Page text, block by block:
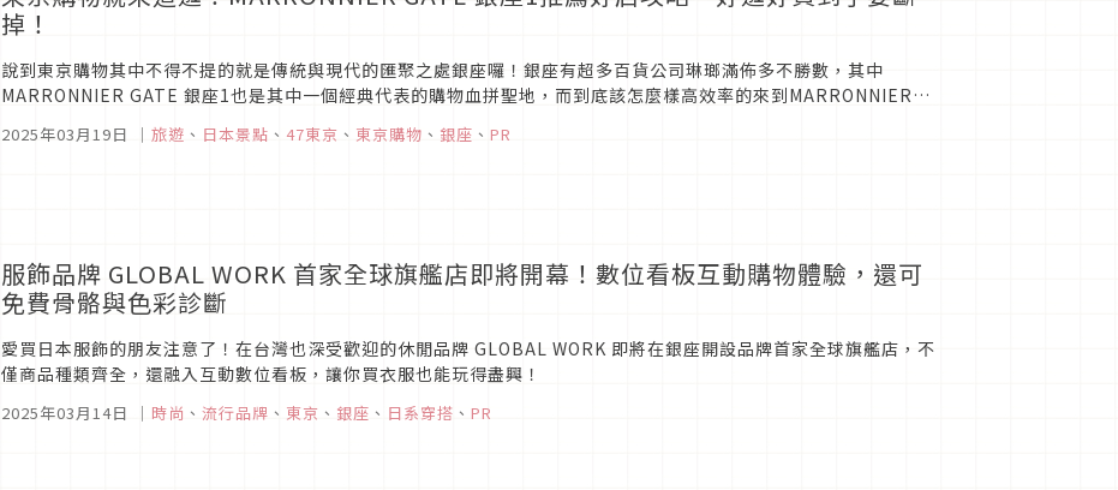
掉！
說到東京購物其中不得不提的就是傳統與現代的匯聚之處銀座囉！銀座有超多百貨公司琳瑯滿佈多不勝數，其中
MARRONNIER GATE 銀座1也是其中一個經典代表的購物血拼聖地，而到底該怎麼樣高效率的來到MARRONNIER
2025年03月19日 ｜ 旅遊 、 日本景點 、 47東京 、 東京購物 、 銀座 、 PR
服飾品牌 GLOBAL WORK 首家全球旗艦店即將開幕！數位看板互動購物體驗，還可
免費骨骼與色彩診斷
愛買日本服飾的朋友注意了！在台灣也深受歡迎的休閒品牌 GLOBAL WORK 即將在銀座開設品牌首家全球旗艦店，不
僅商品種類齊全，還融入互動數位看板，讓你買衣服也能玩得盡興！
2025年03月14日 ｜ 時尚 、 流行品牌 、 東京 、 銀座 、 日系穿搭 、 PR